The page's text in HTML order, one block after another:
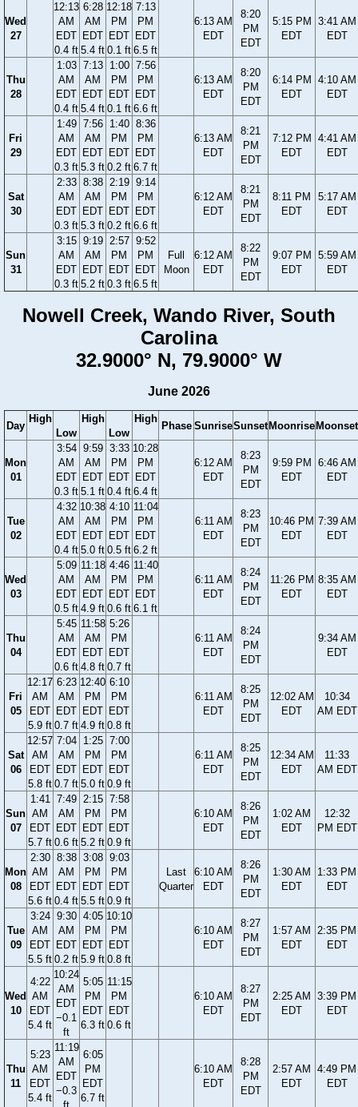
Wed
27
12:13
AM
EDT
0.4 ft
6:28
AM
EDT
5.4 ft
12:18
PM
EDT
0.1 ft
7:13
PM
EDT
6.5 ft
6:13 AM
EDT
8:20
PM
EDT
5:15 PM
EDT
3:41 AM
EDT
Thu
28
1:03
AM
EDT
0.4 ft
7:13
AM
EDT
5.4 ft
1:00
PM
EDT
0.1 ft
7:56
PM
EDT
6.6 ft
6:13 AM
EDT
8:20
PM
EDT
6:14 PM
EDT
4:10 AM
EDT
Fri
29
1:49
AM
EDT
0.3 ft
7:56
AM
EDT
5.3 ft
1:40
PM
EDT
0.2 ft
8:36
PM
EDT
6.7 ft
6:13 AM
EDT
8:21
PM
EDT
7:12 PM
EDT
4:41 AM
EDT
Sat
30
2:33
AM
EDT
0.3 ft
8:38
AM
EDT
5.3 ft
2:19
PM
EDT
0.2 ft
9:14
PM
EDT
6.6 ft
6:12 AM
EDT
8:21
PM
EDT
8:11 PM
EDT
5:17 AM
EDT
Sun
31
3:15
AM
EDT
0.3 ft
9:19
AM
EDT
5.2 ft
2:57
PM
EDT
0.3 ft
9:52
PM
EDT
6.5 ft
Full
Moon
6:12 AM
EDT
8:22
PM
EDT
9:07 PM
EDT
5:59 AM
EDT
Nowell Creek, Wando River, South
Carolina
32.9000° N, 79.9000° W
June 2026
Day
High
Low
High
Low
High
Phase SunriseSunsetMoonriseMoonset
Mon
01
3:54
AM
EDT
0.3 ft
9:59
AM
EDT
5.1 ft
3:33
PM
EDT
0.4 ft
10:28
PM
EDT
6.4 ft
6:12 AM
EDT
8:23
PM
EDT
9:59 PM
EDT
6:46 AM
EDT
Tue
02
4:32
AM
EDT
0.4 ft
10:38
AM
EDT
5.0 ft
4:10
PM
EDT
0.5 ft
11:04
PM
EDT
6.2 ft
6:11 AM
EDT
8:23
PM
EDT
10:46 PM
EDT
7:39 AM
EDT
Wed
03
5:09
AM
EDT
0.5 ft
11:18
AM
EDT
4.9 ft
4:46
PM
EDT
0.6 ft
11:40
PM
EDT
6.1 ft
6:11 AM
EDT
8:24
PM
EDT
11:26 PM
EDT
8:35 AM
EDT
Thu
04
5:45
AM
EDT
0.6 ft
11:58
AM
EDT
4.8 ft
5:26
PM
EDT
0.7 ft
6:11 AM
EDT
8:24
PM
EDT
9:34 AM
EDT
Fri
05
12:17
AM
EDT
5.9 ft
6:23
AM
EDT
0.7 ft
12:40
PM
EDT
4.9 ft
6:10
PM
EDT
0.8 ft
6:11 AM
EDT
8:25
PM
EDT
12:02 AM
EDT
10:34
AM EDT
Sat
06
12:57
AM
EDT
5.8 ft
7:04
AM
EDT
0.7 ft
1:25
PM
EDT
5.0 ft
7:00
PM
EDT
0.9 ft
6:11 AM
EDT
8:25
PM
EDT
12:34 AM
EDT
11:33
AM EDT
Sun
07
1:41
AM
EDT
5.7 ft
7:49
AM
EDT
0.6 ft
2:15
PM
EDT
5.2 ft
7:58
PM
EDT
0.9 ft
6:10 AM
EDT
8:26
PM
EDT
1:02 AM
EDT
12:32
PM EDT
Mon
08
2:30
AM
EDT
5.6 ft
8:38
AM
EDT
0.4 ft
3:08
PM
EDT
5.5 ft
9:03
PM
EDT
0.9 ft
Last
Quarter
6:10 AM
EDT
8:26
PM
EDT
1:30 AM
EDT
1:33 PM
EDT
Tue
09
3:24
AM
EDT
5.5 ft
9:30
AM
EDT
0.2 ft
4:05
PM
EDT
5.9 ft
10:10
PM
EDT
0.8 ft
6:10 AM
EDT
8:27
PM
EDT
1:57 AM
EDT
2:35 PM
EDT
Wed
10
4:22
AM
EDT
5.4 ft
10:24
AM
EDT
−0.1
ft
5:05
PM
EDT
6.3 ft
11:15
PM
EDT
0.6 ft
6:10 AM
EDT
8:27
PM
EDT
2:25 AM
EDT
3:39 PM
EDT
Thu
11
5:23
AM
EDT
5.4 ft
11:19
AM
EDT
−0.3
6:05
PM
EDT
6.7 ft
6:10 AM
EDT
8:28
PM
EDT
2:57 AM
EDT
4:49 PM
EDT